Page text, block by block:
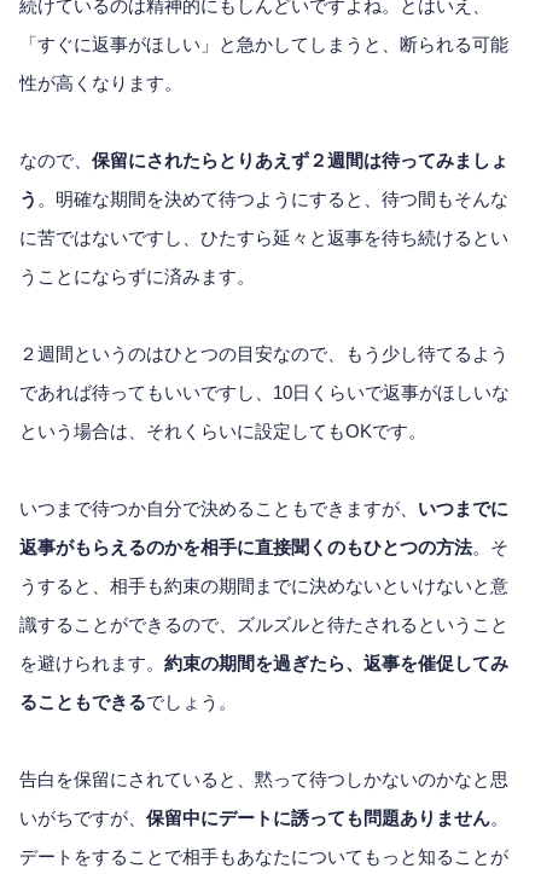
続けているのは精神的にもしんどいですよね。とはいえ、
「すぐに返事がほしい」と急かしてしまうと、断られる可能
性が高くなります。
なので、 保留にされたらとりあえず２週間は待ってみましょ
う 。明確な期間を決めて待つようにすると、待つ間もそんな
に苦ではないですし、ひたすら延々と返事を待ち続けるとい
うことにならずに済みます。
２週間というのはひとつの目安なので、もう少し待てるよう
であれば待ってもいいですし、10日くらいで返事がほしいな
という場合は、それくらいに設定してもOKです。
いつまで待つか自分で決めることもできますが、 いつまでに
返事がもらえるのかを相手に直接聞くのもひとつの方法。そ
うすると、相手も約束の期間までに決めないといけないと意
識することができるので、ズルズルと待たされるということ
を避けられます。 約束の期間を過ぎたら、返事を催促してみ
ることもできるでしょう。
告白を保留にされていると、黙って待つしかないのかなと思
いがちですが、 保留中にデートに誘っても問題ありません。
デートをすることで相手もあなたについてもっと知ることが